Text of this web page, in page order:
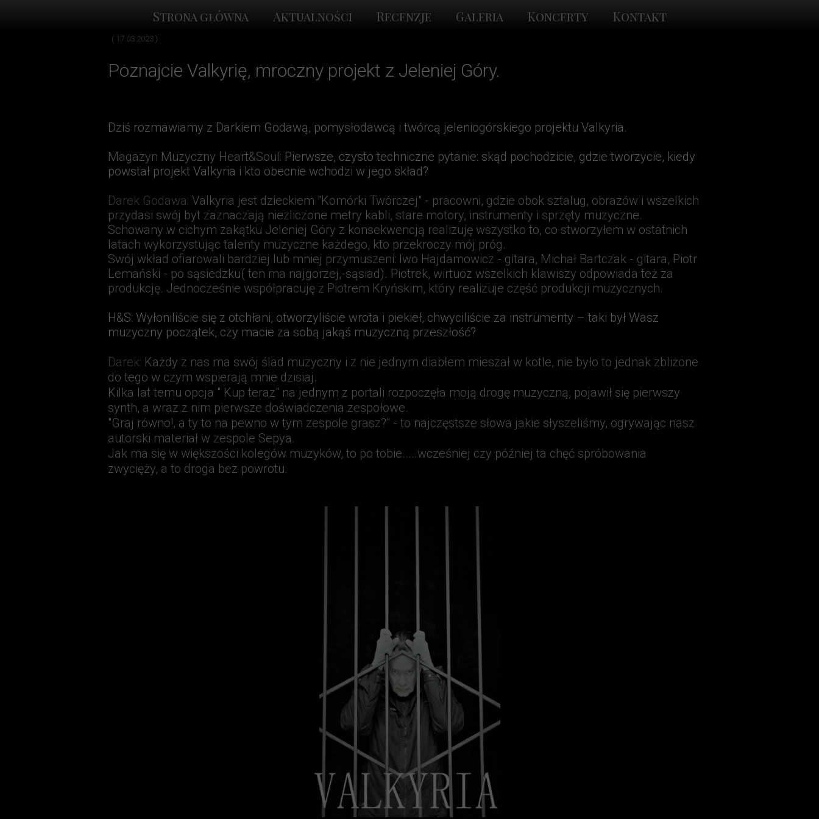
Strona główna Aktualności Recenzje Galeria Koncerty Kontakt
( 17.03.2023 )
Dziś rozmawiamy z Darkiem Godawą, pomysłodawcą i twórcą jeleniogórskiego projektu Valkyria.
Magazyn Muzyczny Heart&Soul: Pierwsze, czysto techniczne pytanie: skąd pochodzicie, gdzie tworzycie, kiedy
powstał projekt Valkyria i kto obecnie wchodzi w jego skład?
Darek Godawa: Valkyria jest dzieckiem "Komórki Twórczej" - pracowni, gdzie obok sztalug, obrazów i wszelkich
przydasi swój byt zaznaczają niezliczone metry kabli, stare motory, instrumenty i sprzęty muzyczne.
Schowany w cichym zakątku Jeleniej Góry z konsekwencją realizuję wszystko to, co stworzyłem w ostatnich
latach wykorzystując talenty muzyczne każdego, kto przekroczy mój próg.
Swój wkład ofiarowali bardziej lub mniej przymuszeni: Iwo Hajdamowicz - gitara, Michał Bartczak - gitara, Piotr
Lemański - po sąsiedzku( ten ma najgorzej,-sąsiad). Piotrek, wirtuoz wszelkich klawiszy odpowiada też za
produkcję. Jednocześnie współpracuję z Piotrem Kryńskim, który realizuje część produkcji muzycznych.
H&S: Wyłoniliście się z otchłani, otworzyliście wrota i piekieł, chwyciliście za instrumenty – taki był Wasz
muzyczny początek, czy macie za sobą jakąś muzyczną przeszłość?
Darek: Każdy z nas ma swój ślad muzyczny i z nie jednym diabłem mieszał w kotle, nie było to jednak zbliżone
do tego w czym wspierają mnie dzisiaj.
Kilka lat temu opcja " Kup teraz" na jednym z portali rozpoczęła moją drogę muzyczną, pojawił się pierwszy
synth, a wraz z nim pierwsze doświadczenia zespołowe.
"Graj równo!, a ty to na pewno w tym zespole grasz?" - to najczęstsze słowa jakie słyszeliśmy, ogrywając nasz
autorski materiał w zespole Sepya.
Jak ma się w większości kolegów muzyków, to po tobie.....wcześniej czy później ta chęć spróbowania
zwycięży, a to droga bez powrotu.
Poznajcie Valkyrię, mroczny projekt z Jeleniej Góry.